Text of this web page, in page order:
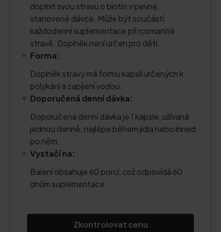
doplnit svou stravu o biotin v pevné,
stanovené dávce. Může být součástí
každodenní suplementace při rozmanité
stravě. Doplněk není určen pro děti.
Forma:
Doplněk stravy má formu kapslí určených k
polykání a zapíjení vodou.
Doporučená denní dávka:
Doporučená denní dávka je 1 kapsle, užívaná
jednou denně, nejlépe během jídla nebo ihned
po něm.
Vystačí na:
Balení obsahuje 60 porcí, což odpovídá 60
dnům suplementace.
Zkontrolovat cenu